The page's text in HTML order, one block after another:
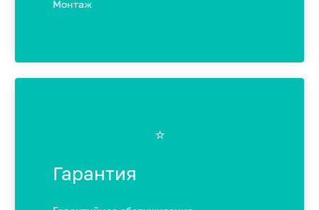
Монтаж
⭐️
Гарантия